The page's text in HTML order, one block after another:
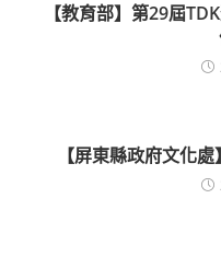
【教育部】第29屆
【屏東縣政府文化